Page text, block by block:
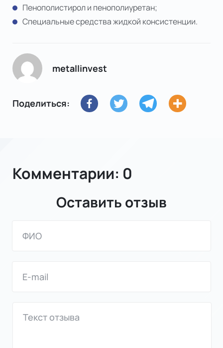
Пенополистирол и пенополиуретан;
Специальные средства жидкой консистенции.
metallinvest
Поделиться:
Комментарии: 0
Оставить отзыв